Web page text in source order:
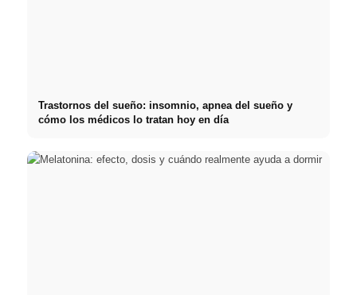
Trastornos del sueño: insomnio, apnea del sueño y
cómo los médicos lo tratan hoy en día